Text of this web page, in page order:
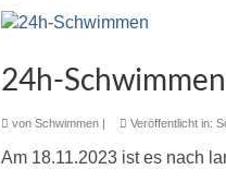
24h-
von Schwimmen Veröffentlicht in:
Am 18.11.2023 ist es nach